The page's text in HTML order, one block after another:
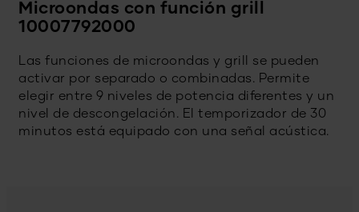
Microondas con función grill
10007792000
Las funciones de microondas y grill se pueden
activar por separado o combinadas. Permite
elegir entre 9 niveles de potencia diferentes y un
nivel de descongelación. El temporizador de 30
minutos está equipado con una señal acústica.